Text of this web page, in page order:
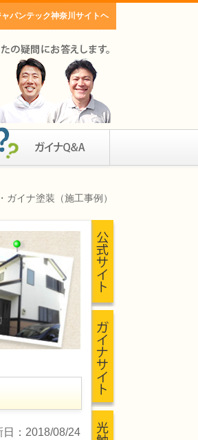
パンテック神奈川サイトヘ
イナ塗装（施工事例）
日：2018/08/24